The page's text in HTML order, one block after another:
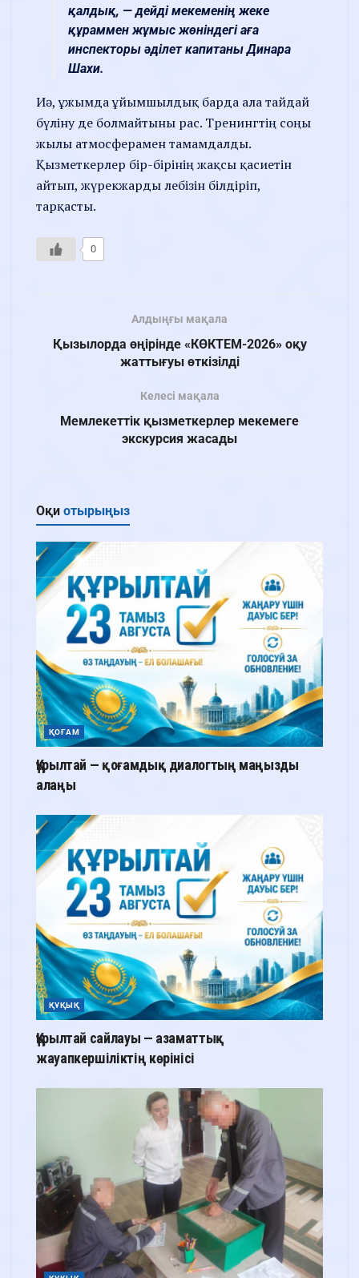
қалдық, — дейді мекеменің жеке
құраммен жұмыс жөніндегі аға
инспекторы әділет капитаны Динара
Шахи.
Иә, ұжымда ұйымшылдық барда ала тайдай
бүліну де болмайтыны рас. Тренингтің соңы
жылы атмосферамен тамамдалды.
Қызметкерлер бір-бірінің жақсы қасиетін
айтып, жүрекжарды лебізін білдіріп,
тарқасты.
0
Алдыңғы мақала
Қызылорда өңірінде «КӨКТЕМ-2026» оқу
жаттығуы өткізілді
Келесі мақала
Мемлекеттік қызметкерлер мекемеге
экскурсия жасады
Оқи отырыңыз
ҚОҒАМ
Құрылтай — қоғамдық диалогтың маңызды
алаңы
ҚҰҚЫҚ
Құрылтай сайлауы — азаматтық
жауапкершіліктің көрінісі